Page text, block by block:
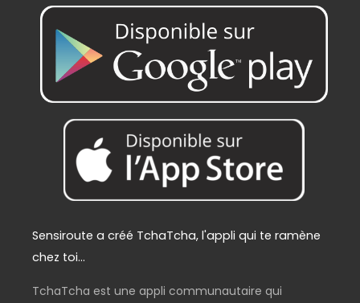
:
2
9
€
2
9
0
0
Sensiroute a créé TchaTcha, l'appli qui te ramène
chez toi...
TchaTcha est une appli communautaire qui